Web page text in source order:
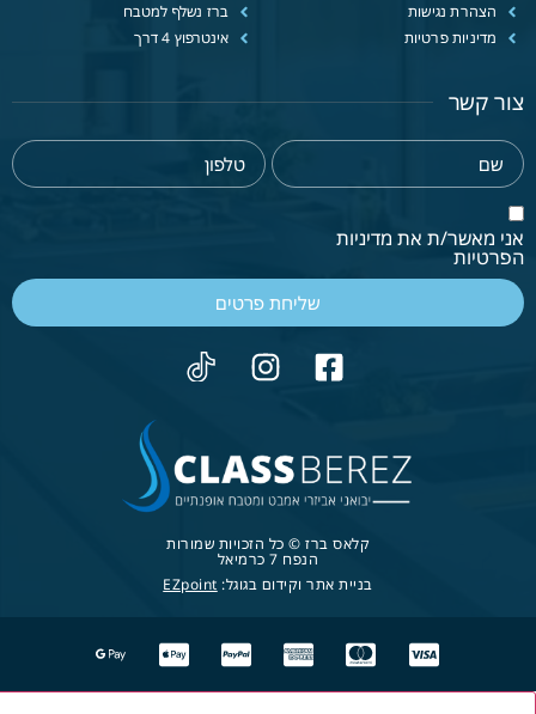
הצהרת נגישות
מדיניות פרטיות
ברז נשלף למטבח
אינטרפוץ 4 דרך
צור קשר
אני מאשר/ת את מדיניות
הפרטיות
שליחת פרטים
קלאס ברז © כל הזכויות שמורות
הנפח 7 כרמיאל
בניית אתר וקידום בגוגל: EZpoint